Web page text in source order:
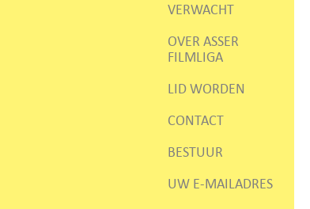
VERWACHT
OVER ASSER
FILMLIGA
LID WORDEN
CONTACT
BESTUUR
UW E-MAILADRES